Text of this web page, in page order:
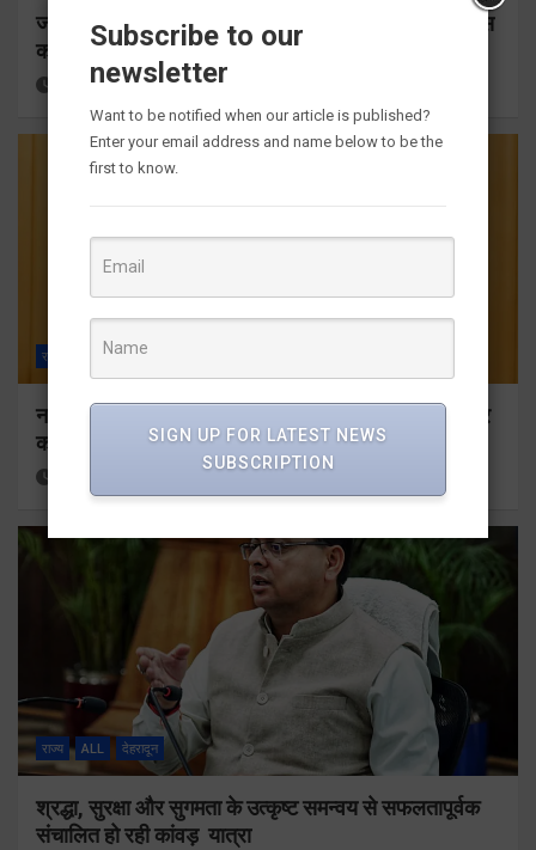
जनकल्याण, रोजगार, शिक्षा, श्रमिक हित और आधारभूत विकास
को नई गति, राज्य कैबिनेट ने लिए ऐतिहासिक फैसले
15 minutes ago Viri Gairola
राज्य देहरादून
नकली डेयरी उत्पादों पर प्रदेशव्यापी प्रतिबंध, मिलावटखोरों पर
कसेगा शिकंजा
राज्य ALL देहरादून
श्रद्धा, सुरक्षा और सुगमता के उत्कृष्ट समन्वय से सफलतापूर्वक
संचालित हो रही कांवड़ यात्रा
Subscribe to our
newsletter
Want to be notified when our article is published?
Enter your email address and name below to be the
first to know.
SIGN UP FOR LATEST NEWS
SUBSCRIPTION